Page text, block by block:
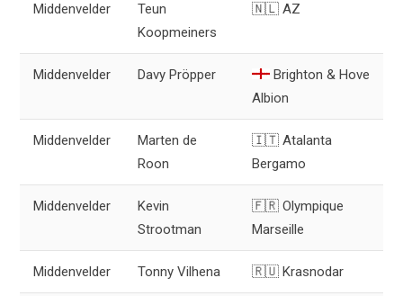
Middenvelder
Teun
Koopmeiners
🇳🇱 AZ
Middenvelder Davy Pröpper
Brighton & Hove
Albion
Middenvelder
Marten de
Roon
🇮🇹 Atalanta
Bergamo
Middenvelder
Kevin
Strootman
🇫🇷 Olympique
Marseille
Middenvelder Tonny Vilhena 🇷🇺 Krasnodar